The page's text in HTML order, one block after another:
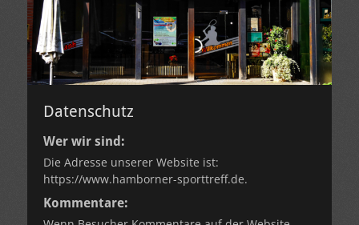
Datenschutz
Wer wir sind:
Die Adresse unserer Website ist:
https://www.hamborner-sporttreff.de.
Kommentare: